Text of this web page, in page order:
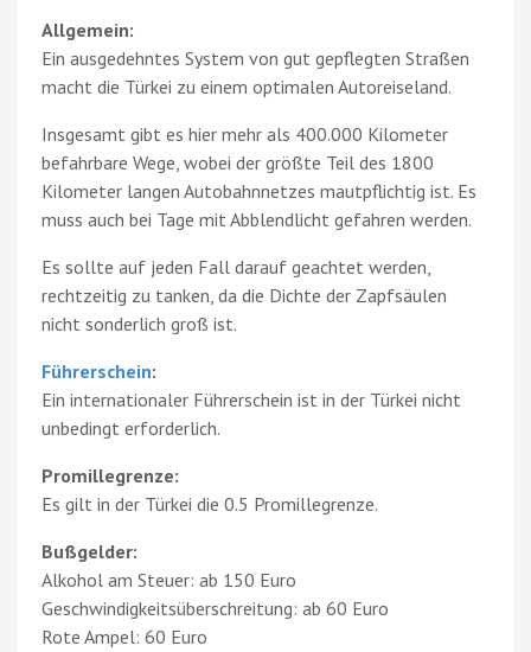
Allgemein:
Ein ausgedehntes System von gut gepflegten Straßen
macht die Türkei zu einem optimalen Autoreiseland.
Insgesamt gibt es hier mehr als 400.000 Kilometer
befahrbare Wege, wobei der größte Teil des 1800
Kilometer langen Autobahnnetzes mautpflichtig ist. Es
muss auch bei Tage mit Abblendlicht gefahren werden.
Es sollte auf jeden Fall darauf geachtet werden,
rechtzeitig zu tanken, da die Dichte der Zapfsäulen
nicht sonderlich groß ist.
Führerschein:
Ein internationaler Führerschein ist in der Türkei nicht
unbedingt erforderlich.
Promillegrenze:
Es gilt in der Türkei die 0.5 Promillegrenze.
Bußgelder:
Alkohol am Steuer: ab 150 Euro
Geschwindigkeitsüberschreitung: ab 60 Euro
Rote Ampel: 60 Euro